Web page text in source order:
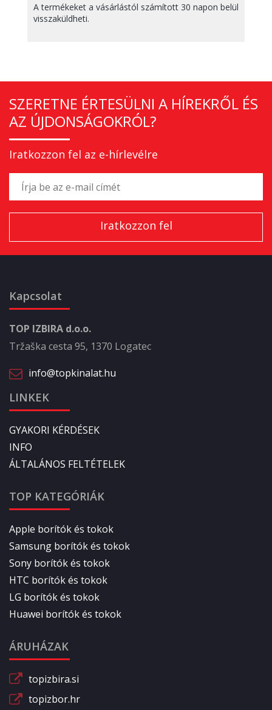
A termékeket a vásárlástól számított 30 napon belül
visszaküldheti.
SZERETNE ÉRTESÜLNI A HÍREKRŐL ÉS
AZ ÚJDONSÁGOKRÓL?
Iratkozzon fel az e-hírlevélre
Kapcsolat
TOP IZBIRA d.o.o.
Tržaška cesta 95, 1370 Logatec
info@topkinalat.hu
LINKEK
GYAKORI KÉRDÉSEK
INFO
ÁLTALÁNOS FELTÉTELEK
TOP KATEGÓRIÁK
Apple borítók és tokok
Samsung borítók és tokok
Sony borítók és tokok
HTC borítók és tokok
LG borítók és tokok
Huawei borítók és tokok
ÁRUHÁZAK
topizbira.si
topizbor.hr